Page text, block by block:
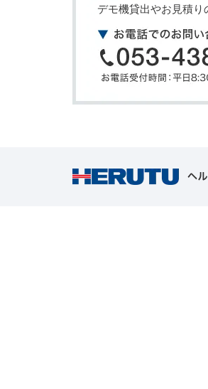
デモ機貸出やお見積